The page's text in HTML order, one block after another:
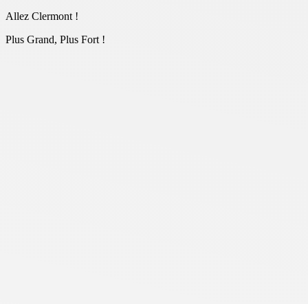
Allez Clermont !
Plus Grand, Plus Fort !